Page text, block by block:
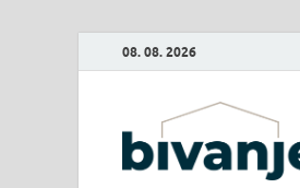
08. 08. 2026